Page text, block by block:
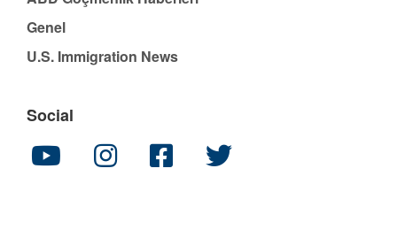
Genel
U.S. Immigration News
Social